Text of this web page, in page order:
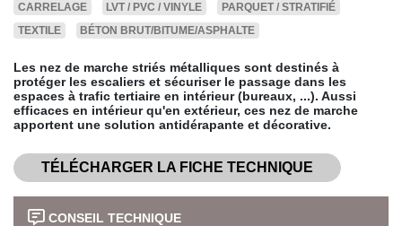
CARRELAGE LVT / PVC / VINYLE
PARQUET / STRATIFIÉ
TEXTILE
BÉTON BRUT/BITUME/ASPHALTE
Les nez de marche striés métalliques sont destinés à
protéger les escaliers et sécuriser le passage dans les
espaces à trafic tertiaire en intérieur (bureaux, ...). Aussi
efficaces en intérieur qu'en extérieur, ces nez de marche
apportent une solution antidérapante et décorative.
TÉLÉCHARGER LA FICHE TECHNIQUE
CONSEIL TECHNIQUE